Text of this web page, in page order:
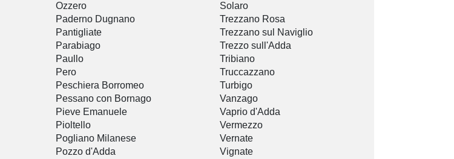
Ozzero
Paderno Dugnano
Pantigliate
Parabiago
Paullo
Pero
Peschiera Borromeo
Pessano con Bornago
Pieve Emanuele
Pioltello
Pogliano Milanese
Pozzo d'Adda
Solaro
Trezzano Rosa
Trezzano sul Naviglio
Trezzo sull'Adda
Tribiano
Truccazzano
Turbigo
Vanzago
Vaprio d'Adda
Vermezzo
Vernate
Vignate